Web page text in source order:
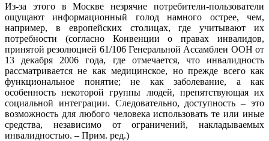
Из-за этого в Москве незрячие потребители-пользователи
ощущают информационный голод намного острее, чем,
например, в европейских столицах, где учитывают их
потребности (согласно Конвенции о правах инвалидов,
принятой резолюцией 61/106 Генеральной Ассамблеи ООН от
13 декабря 2006 года, где отмечается, что инвалидность
рассматривается не как медицинское, но прежде всего как
функциональное понятие; не как заболевание, а как
особенность некоторой группы людей, препятствующая их
социальной интеграции. Следовательно, доступность – это
возможность для любого человека использовать те или иные
средства, независимо от ограничений, накладываемых
инвалидностью. – Прим. ред.)